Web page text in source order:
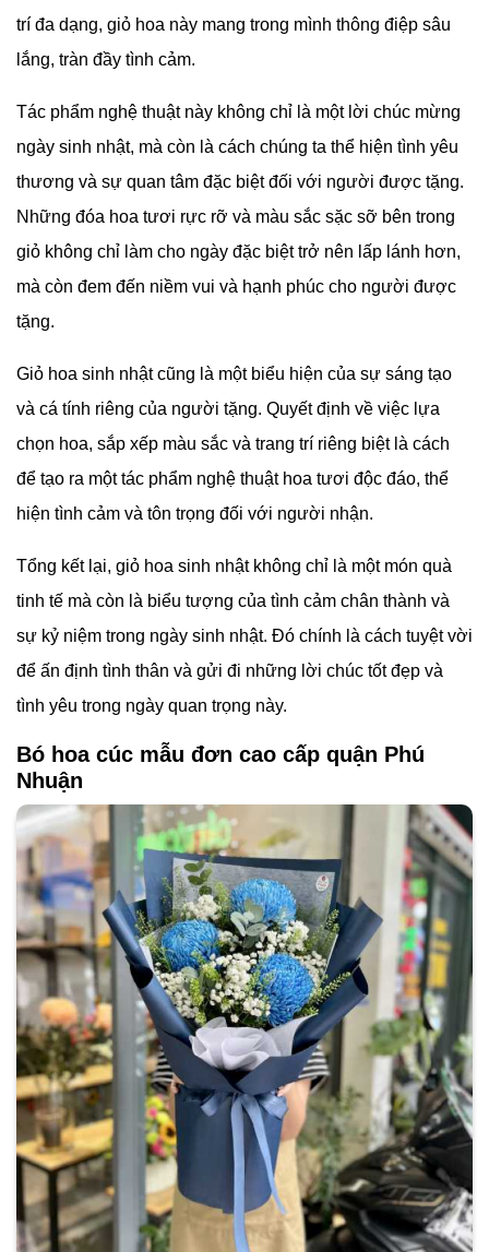
trí đa dạng, giỏ hoa này mang trong mình thông điệp sâu
lắng, tràn đầy tình cảm.
Tác phẩm nghệ thuật này không chỉ là một lời chúc mừng
ngày sinh nhật, mà còn là cách chúng ta thể hiện tình yêu
thương và sự quan tâm đặc biệt đối với người được tặng.
Những đóa hoa tươi rực rỡ và màu sắc sặc sỡ bên trong
giỏ không chỉ làm cho ngày đặc biệt trở nên lấp lánh hơn,
mà còn đem đến niềm vui và hạnh phúc cho người được
tặng.
Giỏ hoa sinh nhật cũng là một biểu hiện của sự sáng tạo
và cá tính riêng của người tặng. Quyết định về việc lựa
chọn hoa, sắp xếp màu sắc và trang trí riêng biệt là cách
để tạo ra một tác phẩm nghệ thuật hoa tươi độc đáo, thể
hiện tình cảm và tôn trọng đối với người nhận.
Tổng kết lại, giỏ hoa sinh nhật không chỉ là một món quà
tinh tế mà còn là biểu tượng của tình cảm chân thành và
sự kỷ niệm trong ngày sinh nhật. Đó chính là cách tuyệt vời
để ấn định tình thân và gửi đi những lời chúc tốt đẹp và
tình yêu trong ngày quan trọng này.
Bó hoa cúc mẫu đơn cao cấp quận Phú
Nhuận